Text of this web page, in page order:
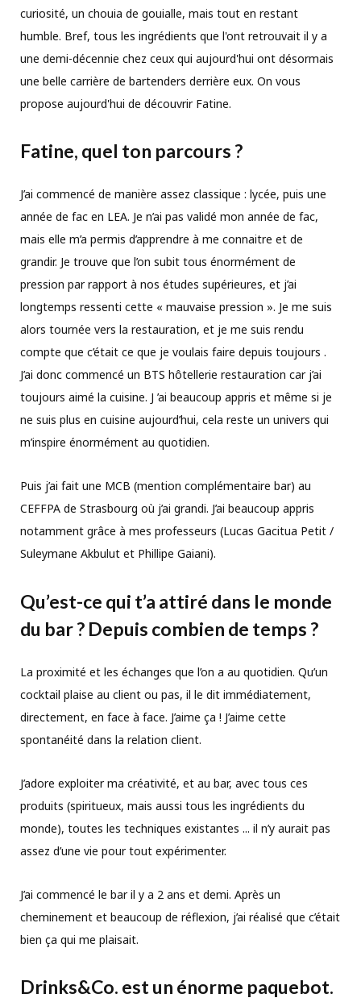
curiosité, un chouia de gouialle, mais tout en restant
humble. Bref, tous les ingrédients que l'ont retrouvait il y a
une demi-décennie chez ceux qui aujourd'hui ont désormais
une belle carrière de bartenders derrière eux. On vous
propose aujourd'hui de découvrir Fatine.
Fatine, quel ton parcours ?
J’ai commencé de manière assez classique : lycée, puis une
année de fac en LEA. Je n’ai pas validé mon année de fac,
mais elle m’a permis d’apprendre à me connaitre et de
grandir. Je trouve que l’on subit tous énormément de
pression par rapport à nos études supérieures, et j’ai
longtemps ressenti cette « mauvaise pression ». Je me suis
alors tournée vers la restauration, et je me suis rendu
compte que c’était ce que je voulais faire depuis toujours .
J’ai donc commencé un BTS hôtellerie restauration car j’ai
toujours aimé la cuisine. J ’ai beaucoup appris et même si je
ne suis plus en cuisine aujourd’hui, cela reste un univers qui
m’inspire énormément au quotidien.
Puis j’ai fait une MCB (mention complémentaire bar) au
CEFFPA de Strasbourg où j’ai grandi. J’ai beaucoup appris
notamment grâce à mes professeurs (Lucas Gacitua Petit /
Suleymane Akbulut et Phillipe Gaiani).
Qu’est-ce qui t’a attiré dans le monde
du bar ? Depuis combien de temps ?
La proximité et les échanges que l’on a au quotidien. Qu’un
cocktail plaise au client ou pas, il le dit immédiatement,
directement, en face à face. J’aime ça ! J’aime cette
spontanéité dans la relation client.
J’adore exploiter ma créativité, et au bar, avec tous ces
produits (spiritueux, mais aussi tous les ingrédients du
monde), toutes les techniques existantes ... il n’y aurait pas
assez d’une vie pour tout expérimenter.
J’ai commencé le bar il y a 2 ans et demi. Après un
cheminement et beaucoup de réflexion, j’ai réalisé que c’était
bien ça qui me plaisait.
Drinks&Co. est un énorme paquebot.